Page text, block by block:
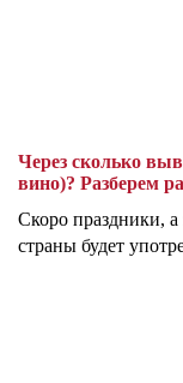
Через сколько
вино)? Разберем
Скоро праздники,
страны будет